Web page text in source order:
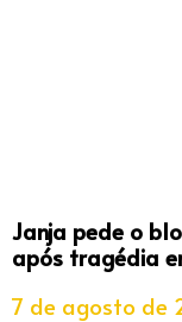
Janja pede o
após tragédia
7 de agosto de